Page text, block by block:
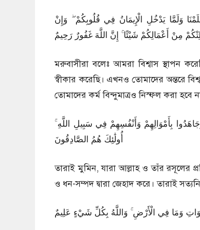
وَلَمَّا يَدْخُلِ الْإِيمَانُ فِي قُلُوبِكُمْ ۖ وَإِنْ
مِنْ أَعْمَالِكُمْ شَيْئًا ۚ إِنَّ اللَّهَ غَفُورٌ رَحِيمٌ
মরুবাসীরা বলেঃ আমরা বিশ্বাস স্থাপন
স্বীকার করেছি। এখনও তোমাদের অন্তরে
তোমাদের কর্ম বিন্দুমাত্রও নিস্ফল করা হবে
بِأَمْوَالِهِمْ وَأَنْفُسِهِمْ فِي سَبِيلِ اللَّهِ
أُولَٰئِكَ هُمُ الصَّادِقُونَ
তারাই মুমিন, যারা আল্লাহ ও তাঁর রসূলের
ও ধন-সম্পদ দ্বারা জেহাদ করে। তারাই
وَمَا فِي الْأَرْضِ ۚ وَاللَّهُ بِكُلِّ شَيْءٍ عَلِيمٌ